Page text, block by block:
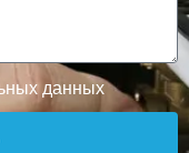
данных